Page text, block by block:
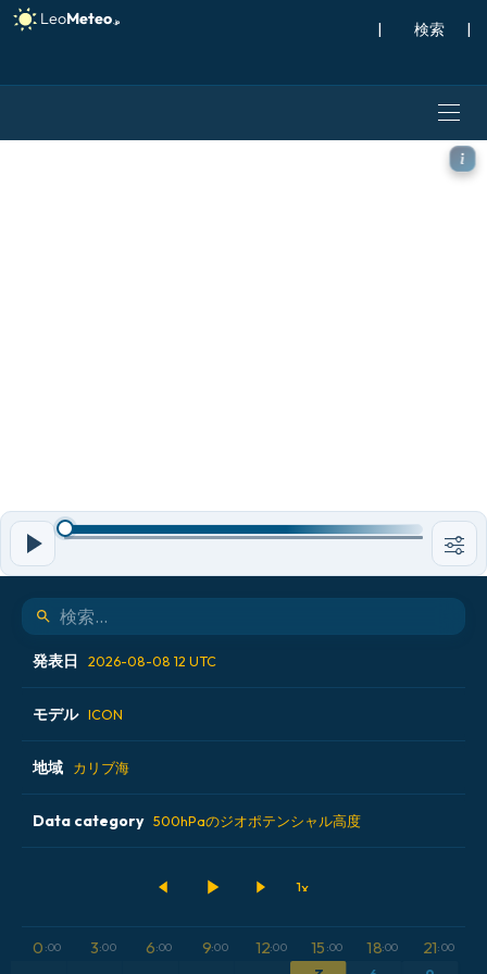
| |
ICON モデル - カリブ海,
発表日 2026-08-08 12 UTC
2026-08-08 00 UTC
2026-08-08 06 UTC
2026-08-08 12 UTC
モデル ICON
ALADIN CZ 2.3 km
ECMWF AIFS [AI]
地域 カリブ海
アイスランド
Data category 500hPaのジオポテンシャル高度
0 :00 3:00 6:00 9:00 12:00 15 :00 18:00 21:00